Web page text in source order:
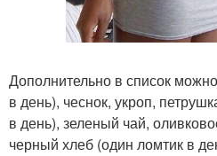
Дополнительно в список
в день), чеснок, укроп,
в день), зеленый чай,
черный хлеб (один ломтик в